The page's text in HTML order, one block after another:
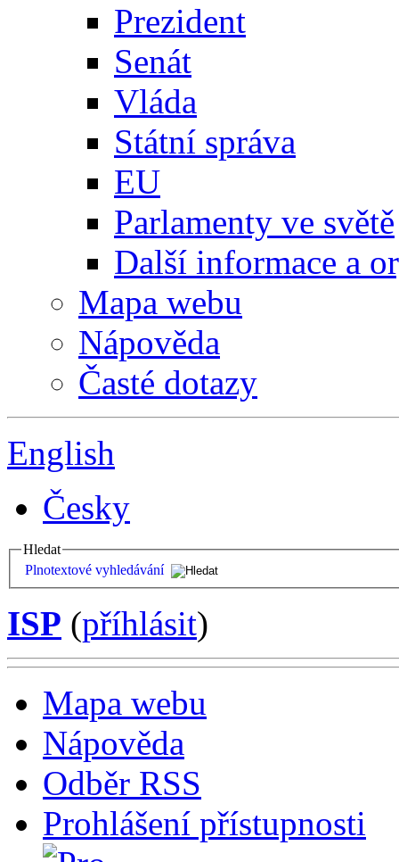
Prezident
Senát
Vláda
Státní správa
EU
Parlamenty ve světě
Další informace a
Mapa webu
Nápověda
Časté dotazy
English
Česky
Hledat
Plnotextové vyhledávání
ISP (příhlásit)
Mapa webu
Nápověda
Odběr RSS
Prohlášení přístupnosti